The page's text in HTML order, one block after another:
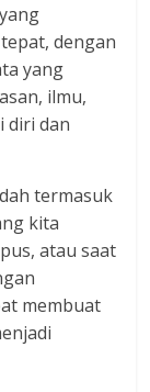
dengan
yang
ilmu,
diri dan
termasuk
kita
atau saat
membuat